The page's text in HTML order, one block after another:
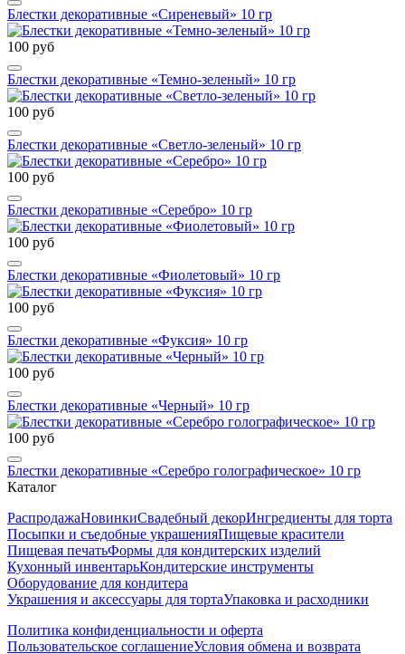
Блестки декоративные «Сиреневый» 10 гр
100 руб
Блестки декоративные «Темно-зеленый» 10 гр
100 руб
Блестки декоративные «Светло-зеленый» 10 гр
100 руб
Блестки декоративные «Серебро» 10 гр
100 руб
Блестки декоративные «Фиолетовый» 10 гр
100 руб
Блестки декоративные «Фуксия» 10 гр
100 руб
Блестки декоративные «Черный» 10 гр
100 руб
Блестки декоративные «Серебро голографическое» 10 гр
Каталог
РаспродажаНовинкиСвадебный декорИнгредиенты для торта
Посыпки и съедобные украшенияПищевые красители
Пищевая печатьФормы для кондитерских изделий
Кухонный инвентарьКондитерские инструменты
Оборудование для кондитера
Украшения и аксессуары для тортаУпаковка и расходники
Политика конфиденциальности и оферта
Пользовательское соглашениеУсловия обмена и возврата